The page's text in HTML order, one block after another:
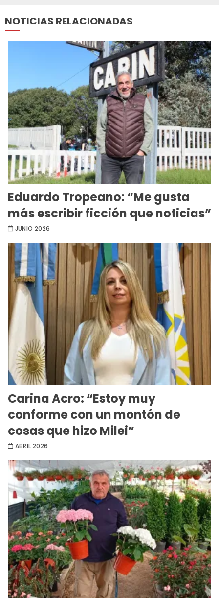
NOTICIAS RELACIONADAS
Eduardo Tropeano: “Me gusta
más escribir ficción que noticias”
JUNIO 2026
Carina Acro: “Estoy muy
conforme con un montón de
cosas que hizo Milei”
ABRIL 2026